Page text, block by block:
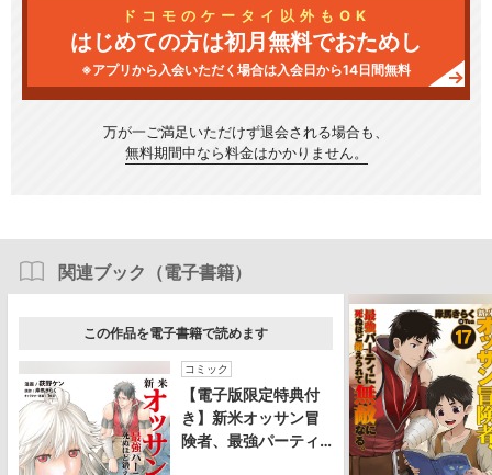
ドコモのケータイ以外もOK
はじめての方は初月無料でおためし
※アプリから入会いただく場合は入会日から14日間無料
万が一ご満足いただけず退会される場合も、
無料期間中なら料金はかかりません。
関連ブック（電子書籍）
この作品を電子書籍で読めます
コミック
【電子版限定特典付
き】新米オッサン冒
険者、最強パーティ